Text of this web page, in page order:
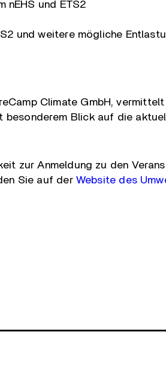
nEHS und ETS2
und weitere mögliche
Climate GmbH, vermittelt
besonderem Blick auf die
zur Anmeldung zu den
Sie auf der Website des